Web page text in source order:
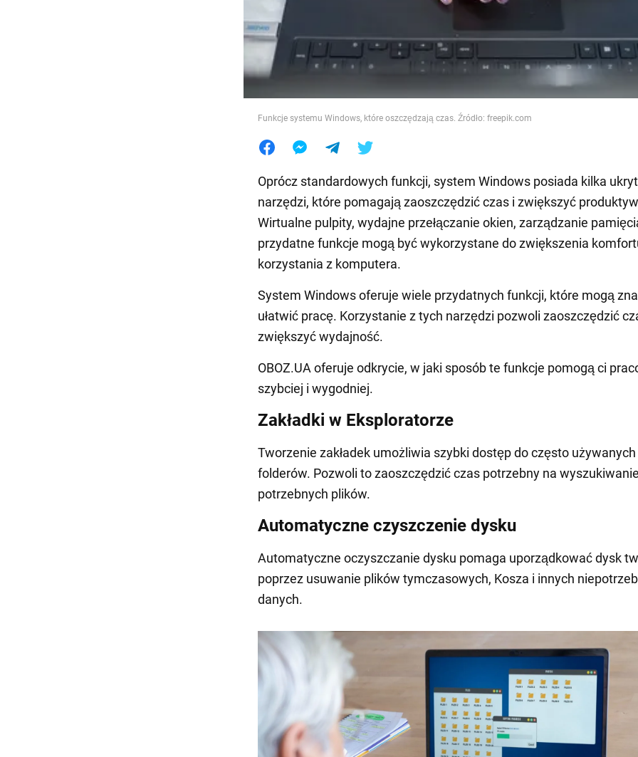
Jedzenie
Funkcje systemu Windows, które oszczędzają czas. Źródło: freepik.com
Oprócz standardowych funkcji, system Windows posiada kilka
narzędzi, które pomagają zaoszczędzić czas i zwiększyć
Wirtualne pulpity, wydajne przełączanie okien, zarządzanie
przydatne funkcje mogą być wykorzystane do zwiększenia
korzystania z komputera.
System Windows oferuje wiele przydatnych funkcji, które mogą
ułatwić pracę. Korzystanie z tych narzędzi pozwoli zaoszczędzić
zwiększyć wydajność.
OBOZ.UA oferuje odkrycie, w jaki sposób te funkcje pomogą ci
szybciej i wygodniej.
Zakładki w Eksploratorze
Tworzenie zakładek umożliwia szybki dostęp do często używanych
folderów. Pozwoli to zaoszczędzić czas potrzebny na wyszukiwanie
potrzebnych plików.
Automatyczne czyszczenie dysku
Automatyczne oczyszczanie dysku pomaga uporządkować dysk
poprzez usuwanie plików tymczasowych, Kosza i innych
danych.